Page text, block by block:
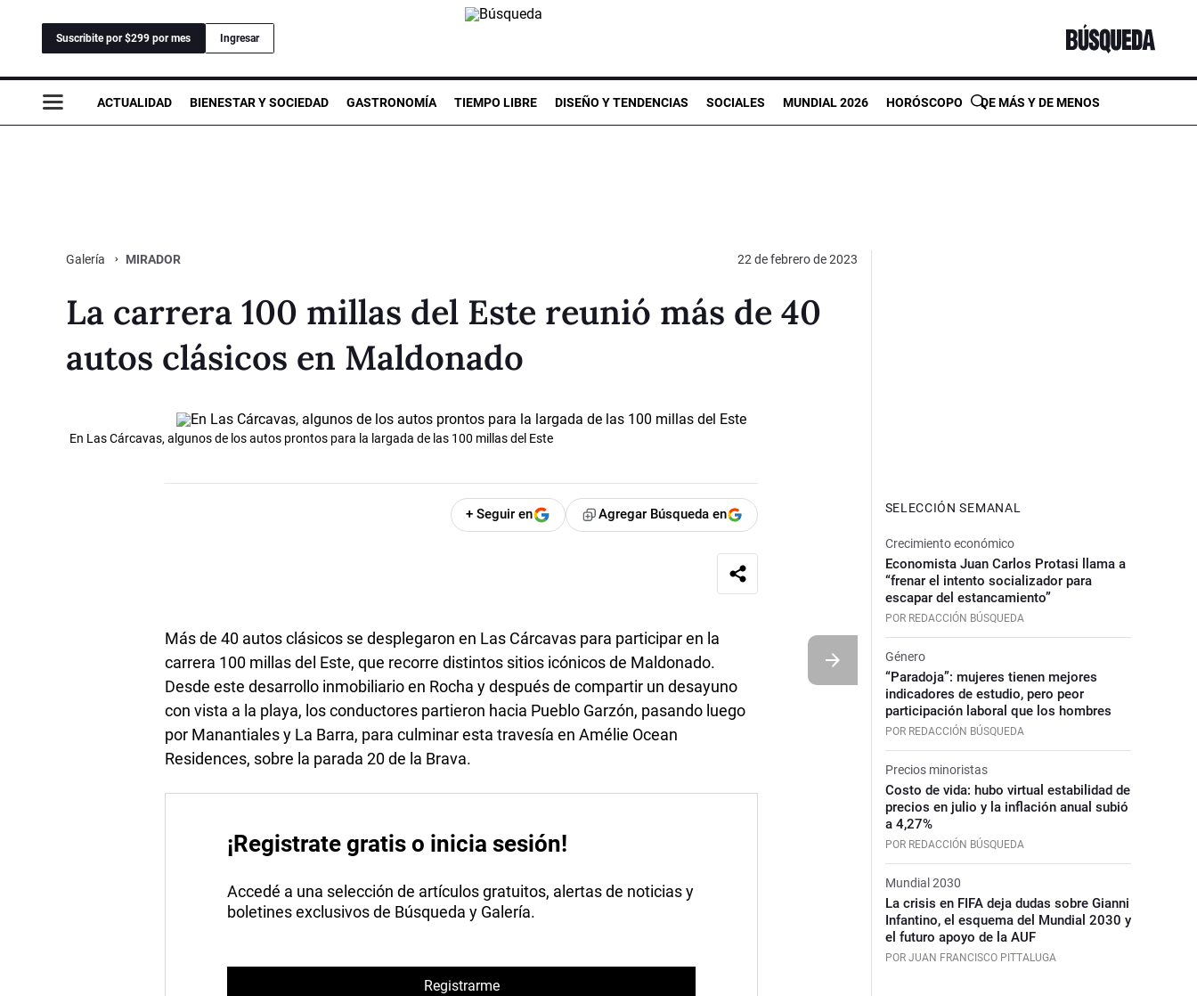
Suscribite por $299 por mes Ingresar
ACTUALIDAD BIENESTAR Y SOCIEDAD GASTRONOMÍA TIEMPO LIBRE DISEÑO Y TENDENCIAS SOCIALES MUNDIAL 2026 HORÓSCOPO DE MÁS Y DE MENOS
Galería MIRADOR 22 de febrero de 2023
La carrera 100 millas del Este reunió más de 40
autos clásicos en Maldonado
En Las Cárcavas, algunos de los autos prontos para la largada de las 100 millas del Este
+ Seguir en Agregar Búsqueda en
Más de 40 autos clásicos se desplegaron en Las Cárcavas para participar en la
carrera 100 millas del Este, que recorre distintos sitios icónicos de Maldonado.
Desde este desarrollo inmobiliario en Rocha y después de compartir un desayuno
con vista a la playa, los conductores partieron hacia Pueblo Garzón, pasando luego
por Manantiales y La Barra, para culminar esta travesía en Amélie Ocean
Residences, sobre la parada 20 de la Brava.
¡Registrate gratis o inicia sesión!
Accedé a una selección de artículos gratuitos, alertas de noticias y
boletines exclusivos de Búsqueda y Galería.
Registrarme
SELECCIÓN SEMANAL
Crecimiento económico
Economista Juan Carlos Protasi llama a
“frenar el intento socializador para
escapar del estancamiento”
POR REDACCIÓN BÚSQUEDA
Género
“Paradoja”: mujeres tienen mejores
indicadores de estudio, pero peor
participación laboral que los hombres
POR REDACCIÓN BÚSQUEDA
Precios minoristas
Costo de vida: hubo virtual estabilidad de
precios en julio y la inflación anual subió
a 4,27%
POR REDACCIÓN BÚSQUEDA
Mundial 2030
La crisis en FIFA deja dudas sobre Gianni
Infantino, el esquema del Mundial 2030 y
el futuro apoyo de la AUF
POR JUAN FRANCISCO PITTALUGA